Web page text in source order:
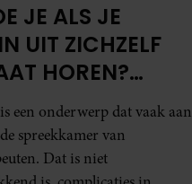
JE ALS JE
UIT ZICHZELF
HOREN?
GEEFT ADVIES.
een onderwerp dat vaak aan
spreekkamer van
Dat is niet